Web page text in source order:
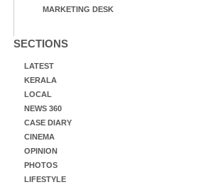
MARKETING DESK
SECTIONS
LATEST
KERALA
LOCAL
NEWS 360
CASE DIARY
CINEMA
OPINION
PHOTOS
LIFESTYLE